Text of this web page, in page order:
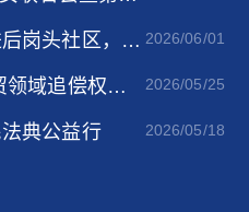
岗头社区，法 2026/06/01
领域追偿权专
2026/05/25
典公益行 2026/05/18